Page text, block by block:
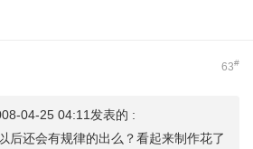
63#
04-25 04:11发表的 :
后还会有规律的出么？看起来制作花了